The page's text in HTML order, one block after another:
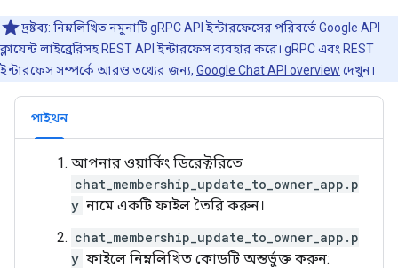
দ্রষ্টব্য: নিম্নলিখিত নমুনাটি gRPC API ইন্টারফেসের পরিবর্তে Google API
ক্লায়েন্ট লাইব্রেরিসহ REST API ইন্টারফেস ব্যবহার করে। gRPC এবং REST
ইন্টারফেস সম্পর্কে আরও তথ্যের জন্য, Google Chat API overview দেখুন।
পাইথন
আপনার ওয়ার্কিং ডিরেক্টরিতে
chat_membership_update_to_owner_app.p
y নামে একটি ফাইল তৈরি করুন।
chat_membership_update_to_owner_app.p
y ফাইলে নিম্নলিখিত কোডটি অন্তর্ভুক্ত করুন: